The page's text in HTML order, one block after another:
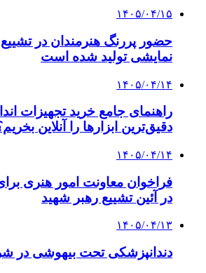
۱۴۰۵/۰۴/۱۵
نمایشی تولید شده است
۱۴۰۵/۰۴/۱۴
راهنمای جامع خرید تجهیزات
دقیق‌ترین ابزارها را آنلاین
۱۴۰۵/۰۴/۱۴
فراخوان معاونت امور هنری
در آئین تشییع رهبر شهید
۱۴۰۵/۰۴/۱۳
دندانپزشکی تحت بیهوشی در